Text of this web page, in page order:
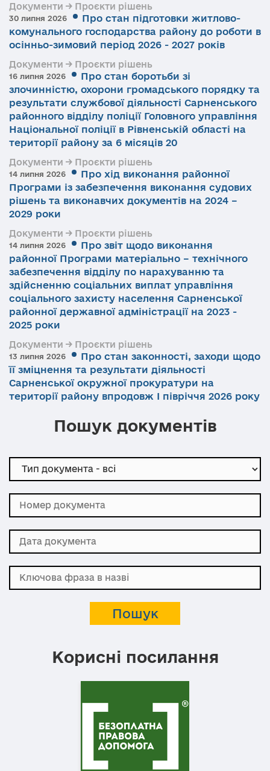
Документи → Проєкти рішень
30 липня 2026
Про стан підготовки житлово-
комунального господарства району до роботи в
осінньо-зимовий період 2026 - 2027 років
Документи → Проєкти рішень
16 липня 2026
Про стан боротьби зі
злочинністю, охорони громадського порядку та
результати службової діяльності Сарненського
районного відділу поліції Головного управління
Національної поліції в Рівненській області на
території району за 6 місяців 20
Документи → Проєкти рішень
14 липня 2026
Про хід виконання районної
Програми із забезпечення виконання судових
рішень та виконавчих документів на 2024 –
2029 роки
Документи → Проєкти рішень
14 липня 2026
Про звіт щодо виконання
районної Програми матеріально – технічного
забезпечення відділу по нарахуванню та
здійсненню соціальних виплат управління
соціального захисту населення Сарненської
районної державної адміністрації на 2023 -
2025 роки
Документи → Проєкти рішень
13 липня 2026
Про стан законності, заходи щодо
її зміцнення та результати діяльності
Сарненської окружної прокуратури на
території району впродовж І півріччя 2026 року
Пошук документів
Корисні посилання